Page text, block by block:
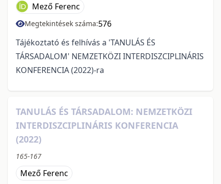
Mező Ferenc
Megtekintések száma:576
Tájékoztató és felhívás a 'TANULÁS ÉS
TÁRSADALOM' NEMZETKÖZI INTERDISZCIPLINÁRIS
KONFERENCIA (2022)-ra
TANULÁS ÉS TÁRSADALOM: NEMZETKÖZI
INTERDISZCIPLINÁRIS KONFERENCIA
(2022)
165-167
Mező Ferenc